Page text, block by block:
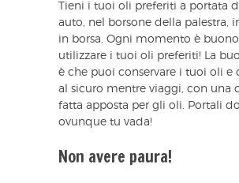
Tieni i tuoi oli preferiti a portata
auto, nel borsone della palestra,
in borsa. Ogni momento è
utilizzare i tuoi oli preferiti! La
è che puoi conservare i tuoi oli e
al sicuro mentre viaggi, con una
fatta apposta per gli oli. Portali
ovunque tu vada!
Non avere paura!